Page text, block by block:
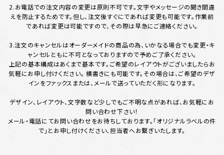
2.お電話での注文内容の変更は原則不可です。文字やメッセージの聞き間違
えを防止するためです。但し、注文後すぐにであれば変更も可能です。作業前
であれば変更は可能ですので、その際は早急にご連絡ください。
3.注文のキャンセルはオーダーメイドの商品の為、いかなる場合でも変更・キ
ャンセルともに不可となっておりますので予めご了承ください。
上記の基本構成はあくまで基本です。ご希望のレイアウトがございましたらお
気軽にお申し付けください。 横書きにも可能です。その場合は、ご希望のデザ
インをファックスまたは、メールで送っていただく形になります。
デザイン、レイアウト、文字数など少しでもご不明な点があれば、お気軽にお
問い合わせ下さい！
メール・電話にてお問い合わせをお待ちしております。「オリジナルラベルの件
で」とお申し付けください、担当者へお繋ぎいたします。